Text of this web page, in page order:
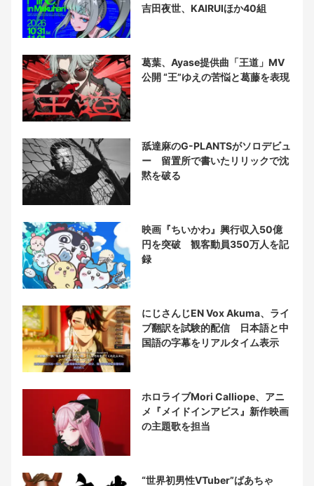
吉田夜世、KAIRUIほか40組
葛葉、Ayase提供曲「王道」MV
公開 “王”ゆえの苦悩と葛藤を表現
舐達麻のG-PLANTSがソロデビュ
ー 留置所で書いたリリックで沈
黙を破る
映画『ちいかわ』興行収入50億
円を突破 観客動員350万人を記
録
にじさんじEN Vox Akuma、ライ
ブ翻訳を試験的配信 日本語と中
国語の字幕をリアルタイム表示
ホロライブMori Calliope、アニ
メ『メイドインアビス』新作映画
の主題歌を担当
“世界初男性VTuber”ばあちゃ